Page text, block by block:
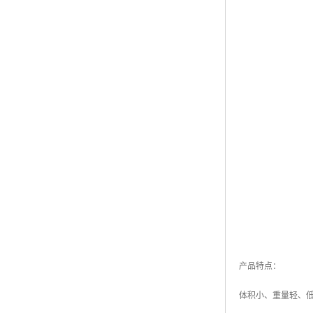
产品特点：
体积小、重量轻、